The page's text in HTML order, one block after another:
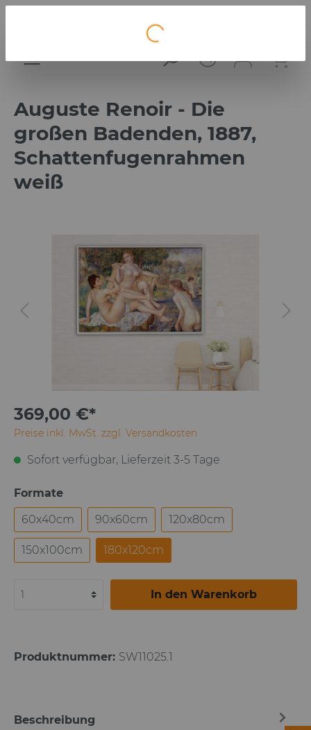
Auguste Renoir - Die
großen Badenden, 1887,
Schattenfugenrahmen
weiß
369,00 €*
Preise inkl. MwSt. zzgl. Versandkosten
Sofort verfügbar, Lieferzeit 3-5 Tage
Formate
60x40cm
90x60cm 120x80cm
150x100cm 180x120cm
In den Warenkorb
Produktnummer: SW11025.1
Beschreibung
Loading...